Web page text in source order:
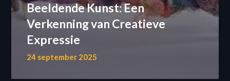
Beeldende Kunst: Een
Verkenning van Creatieve
Expressie
24 september 2025